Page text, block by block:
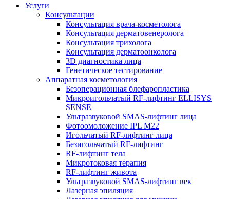
Услуги
Консультации
Консультация врача-косметолога
Консультация дерматовенеролога
Консультация трихолога
Консультация дерматоонколога
3D диагностика лица
Генетическое тестирование
Аппаратная косметология
Безоперационная блефаропластика
Микроигольчатый RF-лифтинг ELLISYS
SENSE
Ультразвуковой SMAS-лифтинг лица
Фотоомоложение IPL M22
Игольчатый RF-лифтинг лица
Безигольчатый RF-лифтинг
RF-лифтинг тела
Микротоковая терапия
RF-лифтинг живота
Ультразвуковой SMAS-лифтинг век
Лазерная эпиляция